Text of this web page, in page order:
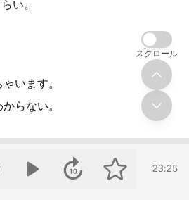
い。
います。
らない。
てなると見分け作るのが結構難
ますね。
23:25
スクロール